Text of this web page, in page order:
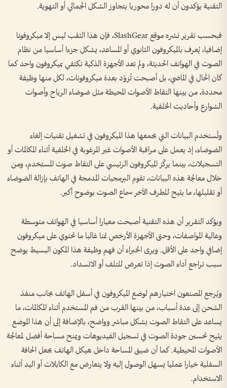
التقنية يؤكدون أن له دورا محوريا يتجاوز الشكل الجمالي أو التهوية.
فبحسب تقرير نشره موقع SlashGear، فإن هذا الثقب ليس إلا ميكروفونا
إضافيا، يُعرف بالميكروفون الثانوي أو المساعد، يشكل جزءا أساسيا من نظام
الصوت في الهواتف الحديثة، ولم تعد الأجهزة الذكية تكتفي بميكروفون واحد كما
كان الحال في الماضي، بل أصبحت تُزوّد بعدة ميكروفونات، لكل منها وظيفة
محددة، من بينها التقاط الأصوات المحيطة مثل ضوضاء الرياح وأصوات
الشوارع وأحاديث الخلفية.
وتُستخدم البيانات التي يجمعها هذا الميكروفون في تشغيل تقنيات إلغاء
الضوضاء، إذ يعمل على مراقبة الأصوات غير المرغوبة في الخلفية أثناء المكالمات أو
التسجيلات، بينما يركّز الميكروفون الرئيسي على التقاط صوت المستخدم، ومن
خلال معالجة هذه البيانات، تقوم البرمجيات المدمجة في الهاتف بإزالة الضوضاء
أو تقليلها، ما يتيح للطرف الآخر سماع الصوت بوضوح أكبر.
ويؤكد التقرير أن هذه التقنية أصبحت معيارا أساسيا في الهواتف متوسطة
وعالية المواصفات، وحتى الأجهزة الأرخص ثمنا غالبا ما تحتوي على ميكروفون
إضافي واحد على الأقل. ويرى الخبراء أن فهم وظيفة هذا المكون البسيط يوضح
سبب تراجع أداء الصوت إذا تعرض للتلف أو الانسداد.
ويُرجع المصنعون اختيارهم لوضع الميكروفون في أسفل الهاتف بجانب منفذ
الشحن إلى عدة أسباب، من بينها القرب من فم المستخدم أثناء المكالمات، ما
يساعد على التقاط الصوت بشكل مباشر وواضح، بالإضافة إلى أن هذا الموضع
يتيح تحسين جودة الصوت في تسجيل الفيديوهات ويمنح مساحة أفضل لمعالجة
الأصوات المحيطية. كما أن ضيق المساحة داخل هيكل الهاتف يجعل الحافة
السفلية خيارا عمليا يسهل الوصول إليه ولا يتعارض مع الكابلات أو اليد أثناء
الاستخدام.